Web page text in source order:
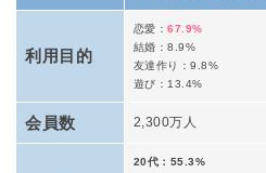
利用目的
恋愛：67 .9%
結婚：8.9%
友達作り：9.8%
遊び：13.4%
会員数 2,300万人
20代：55.3%